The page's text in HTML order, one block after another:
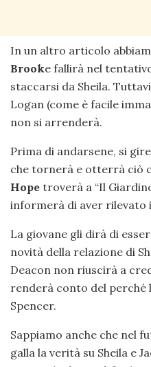
In un altro articolo
Brooke fallirà nel
staccarsi da Sheila.
Logan (come è facile
non si arrenderà.
Prima di andarsene, si
che tornerà e otterrà ciò
Hope troverà a “Il
informerà di aver rilevato
La giovane gli dirà di
novità della relazione di
Deacon non riuscirà a
renderà conto del perché
Spencer.
Sappiamo anche che nel
galla la verità su Sheila e